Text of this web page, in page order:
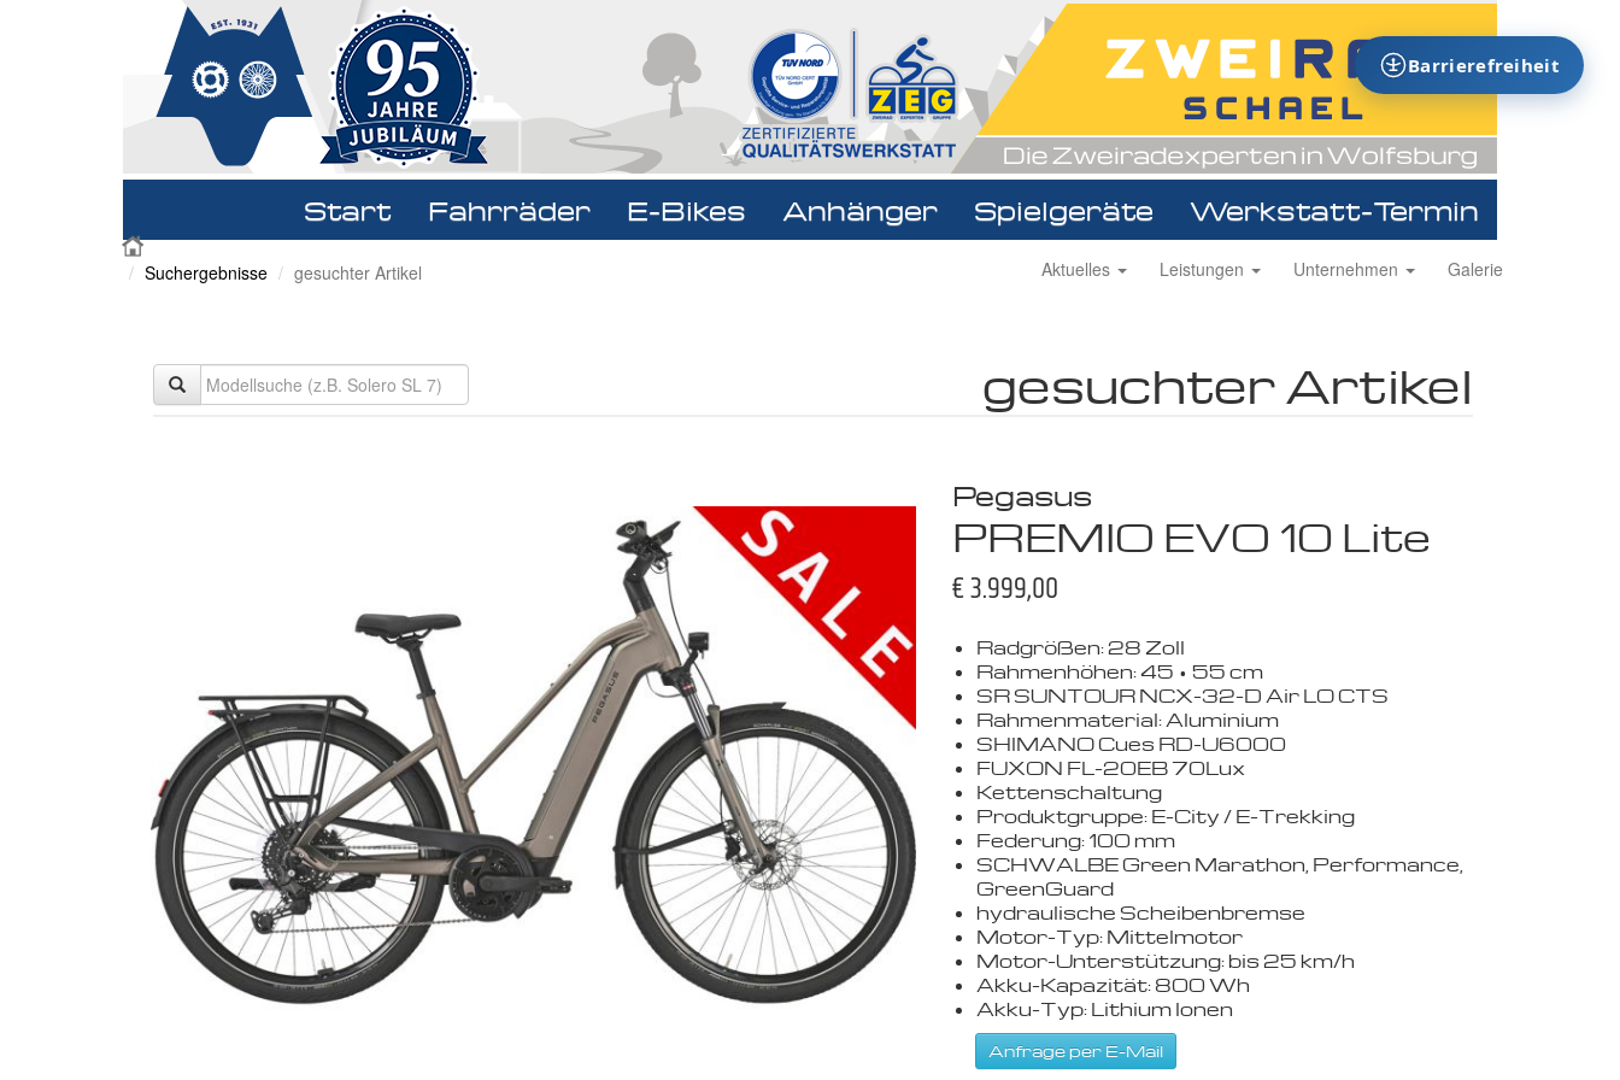
Navigation
überspringen
Start Fahrräder E-Bikes Anhänger Spielgeräte Werkstatt-Termin
Suchergebnisse gesuchter Artikel
Navigation
Aktuelles Leistungen Unternehmen Galerie
gesuchter Artikel
Pegasus
PREMIO EVO 10 Lite
€ 3.999,00
Radgrößen: 28 Zoll
Rahmenhöhen: 45 • 55 cm
SR SUNTOUR NCX-32-D Air LO CTS
Rahmenmaterial: Aluminium
SHIMANO Cues RD-U6000
FUXON FL-20EB 70Lux
Kettenschaltung
Produktgruppe: E-City / E-Trekking
Federung: 100 mm
SCHWALBE Green Marathon, Performance,
GreenGuard
hydraulische Scheibenbremse
Motor-Typ: Mittelmotor
Motor-Unterstützung: bis 25 km/h
Akku-Kapazität: 800 Wh
Akku-Typ: Lithium Ionen
Anfrage per E-Mail
Barrierefreiheit